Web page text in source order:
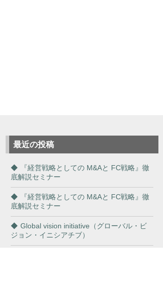
最近の投稿
『経営戦略としての M&Aと FC戦略』徹
底解説セミナー
『経営戦略としての M&Aと FC戦略』徹
底解説セミナー
Global vision initiative（グローバル・ビ
ジョン・イニシアチブ）